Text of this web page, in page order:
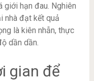
giới hạn đau. Nghiên
nhà đạt kết quả
là kiên nhẫn, thực
dần dần.
gian để